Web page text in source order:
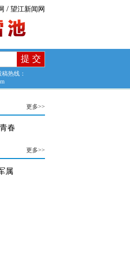
/ 望江新闻网
热线：
更多>>
春
更多>>
属